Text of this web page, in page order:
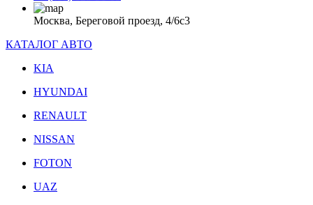
Москва, Береговой проезд, 4/6с3
КАТАЛОГ АВТО
KIA
HYUNDAI
RENAULT
NISSAN
FOTON
UAZ